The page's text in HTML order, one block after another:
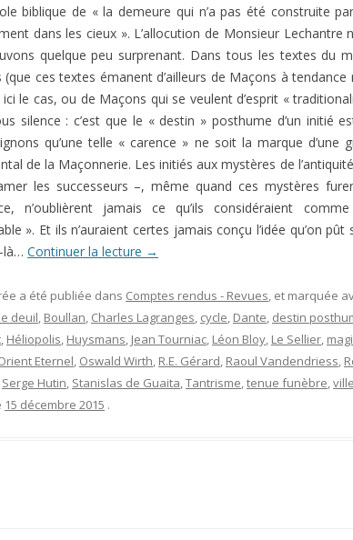
biblique de « la demeure qui n’a pas été construite
dans les cieux ». L’allocution de Monsieur
quelque peu surprenant. Dans tous les textes du
(que ces textes émanent d’ailleurs de Maçons à
ici le cas, ou de Maçons qui se veulent d’esprit «
silence : c’est que le « destin » posthume d’un initié
qu’une telle « carence » ne soit la marque d’une
de la Maçonnerie. Les initiés aux mystères de
les successeurs –, même quand ces mystères
n’oublièrent jamais ce qu’ils considéraient
». Et ils n’auraient certes jamais conçu l’idée qu’on
là… Continuer la lecture →
a été publiée dans Comptes rendus - Revues, et marquée
deuil, Boullan, Charles Lagranges, cycle, Dante, destin
, Héliopolis, Huysmans, Jean Tourniac, Léon Bloy, Le Sellier,
Eternel, Oswald Wirth, R.E. Gérard, Raoul Vandendriess,
Serge Hutin, Stanislas de Guaita,Tantrisme,tenue funèbre,
15 décembre 2015 .